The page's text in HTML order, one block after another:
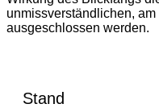
unmissverständlichen,
ausgeschlossen werden.
Stand